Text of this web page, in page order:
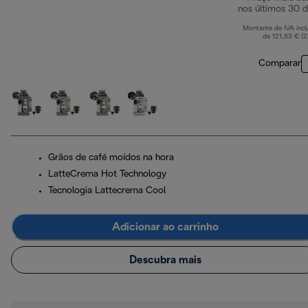
nos últimos 30
Montante de IVA
de 121,53 €
Comparar
Grãos de café moídos na hora
LatteCrema Hot Technology
Tecnologia Lattecrema Cool
Adicionar ao carrinho
Descubra mais